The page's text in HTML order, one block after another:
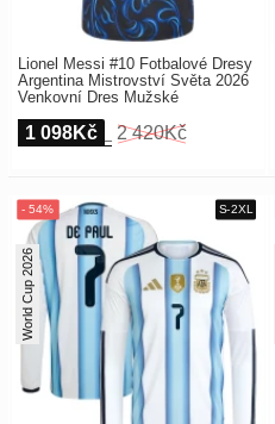
Lionel Messi #10 Fotbalové Dresy
Argentina Mistrovství Světa 2026
Venkovní Dres Mužské
1 098Kč 2 420Kč
World Cup 2026